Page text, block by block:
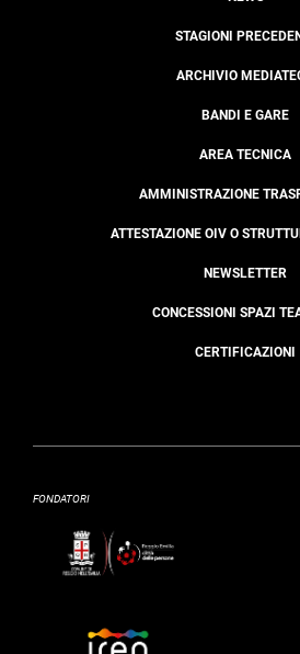
STAGIONI
ARCHIVIO
BANDI E GARE
AREA TECNICA
AMMINISTRAZIONE
ATTESTAZIONE OIV O
NEWSLETTER
CONCESSIONI SPAZI
CERTIFICAZIONI
FONDATORI